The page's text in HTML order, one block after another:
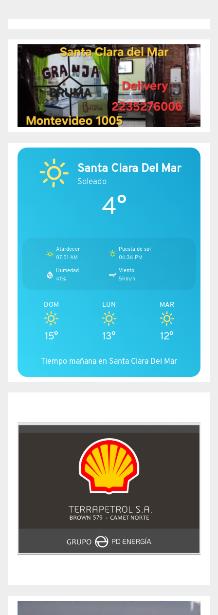
Santa Clara Del Mar
Soleado
4°
Atardecer
07:51 AM
Puesta de sol
06:36 PM
Humedad
41%
Viento
5Km/h
DOM
15°
LUN
13°
MAR
12°
Tiempo mañana en Santa Clara Del Mar